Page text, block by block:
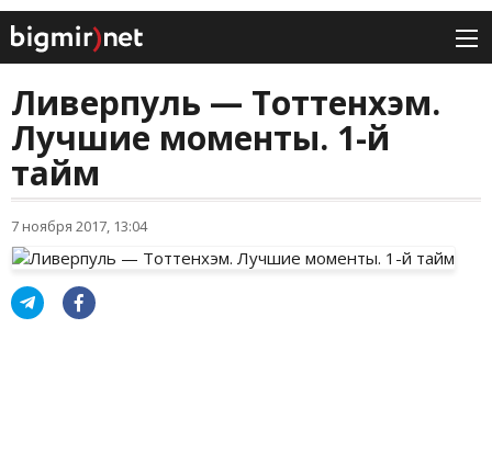
Ливерпуль — Тоттенхэм.
Лучшие моменты. 1-й
тайм
7 ноября 2017, 13:04